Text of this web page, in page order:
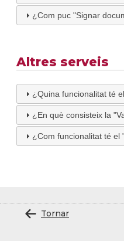
¿Com puc "Signar
Altres serveis
¿Quina funcionalitat té
¿En què consisteix la
¿Com funcionalitat té el
Tornar